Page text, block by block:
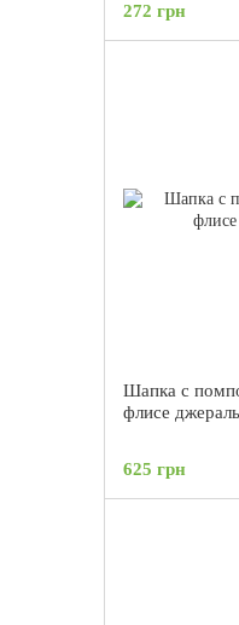
272 грн
Шапка с
флисе
625 грн